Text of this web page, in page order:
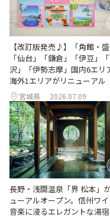
【改訂版発売♪】「角館・盛
「仙台」「鎌倉」「伊豆」
沢」「伊勢志摩」国内6エリ
海外1エリアがリニューアル
宮城県 2026.07.09
長野・浅間温泉「界 松本」
ューアルオープン。信州ワ
音楽に浸るエレガントな湯